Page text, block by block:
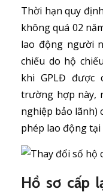
Thời hạn quy
không quá 02
lao động người
chiếu do hộ
khi GPLĐ được
trường hợp này,
nghiệp bảo lãnh)
phép lao động tại
Hồ sơ cấp